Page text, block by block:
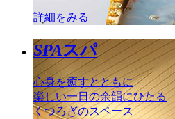
詳細をみる
SPAスパ
心身を癒すとともに
楽しい一日の余韻にひたる
くつろぎのスペース